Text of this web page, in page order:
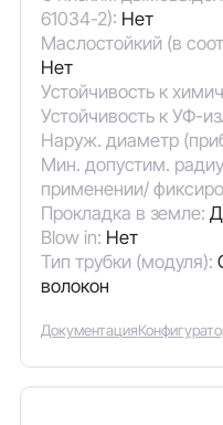
61034-2): Нет
Маслостойкий (в
Нет
Устойчивость к
Устойчивость к УФ-
Наруж. диаметр
Мин. допустим.
применении/
Прокладка в земле:
Blow in: Нет
Тип трубки (модуля):
волокон
Документация